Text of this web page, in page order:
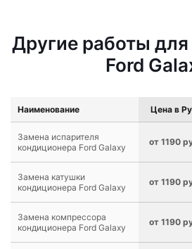
Другие работы
Ford
Наименование Цена в
Замена испарителя
кондиционера Ford Galaxy
от 1190
Замена катушки
кондиционера Ford Galaxy
от 1190
Замена компрессора
кондиционера Ford Galaxy
от 1190